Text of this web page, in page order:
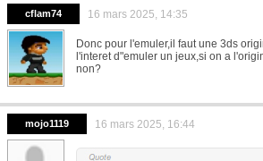
cflam74 16 mars 2025, 14:35
Donc pour l'emuler,il faut une 3ds
l'interet d"emuler un jeux,si on a
non?
mojo1119 16 mars 2025, 16:44